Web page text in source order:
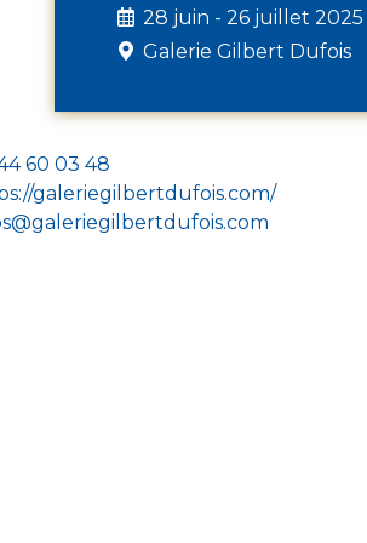
28 juin - 26 juillet 2025
Galerie Gilbert Dufois
60 03 48
galeriegilbertdufois.com/